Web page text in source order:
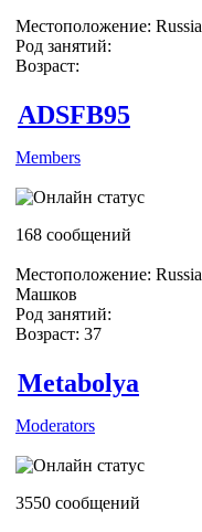
Местоположение: Russia
Род занятий:
Возраст:
ADSFB95
Members
168 сообщений
Местоположение: Russia
Машков
Род занятий:
Возраст: 37
Metabolya
Moderators
3550 сообщений